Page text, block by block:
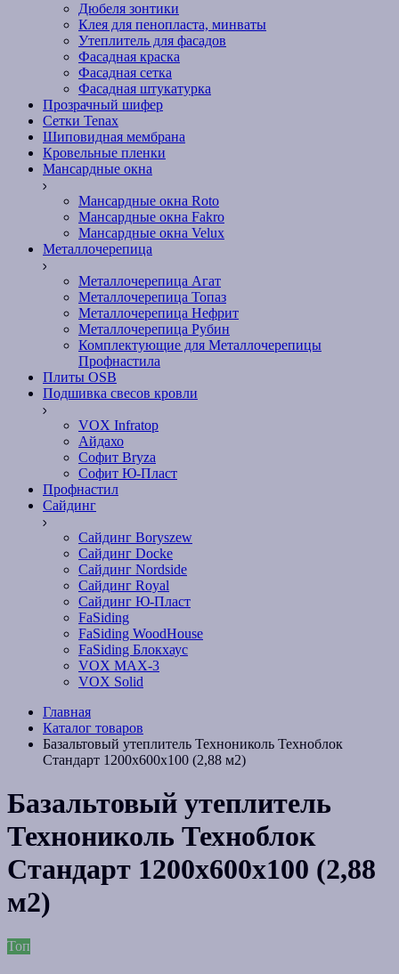
Дюбеля зонтики
Клея для пенопласта, минваты
Утеплитель для фасадов
Фасадная краска
Фасадная сетка
Фасадная штукатурка
Прозрачный шифер
Сетки Tenax
Шиповидная мембрана
Кровельные пленки
Мансардные окна
Мансардные окна Roto
Мансардные окна Fakro
Мансардные окна Velux
Металлочерепица
Металлочерепица Агат
Металлочерепица Топаз
Металлочерепица Нефрит
Металлочерепица Рубин
Комплектующие для Металлочерепицы
Профнастила
Плиты OSB
Подшивка свесов кровли
VOX Infratop
Айдахо
Софит Bryza
Софит Ю-Пласт
Профнастил
Сайдинг
Сайдинг Boryszew
Сайдинг Docke
Сайдинг Nordside
Сайдинг Royal
Сайдинг Ю-Пласт
FaSiding
FaSiding WoodHouse
FaSiding Блокхаус
VOX MAX-3
VOX Solid
Главная
Каталог товаров
Базальтовый утеплитель Технониколь Техноблок
Стандарт 1200х600х100 (2,88 м2)
Базальтовый утеплитель
Технониколь Техноблок
Стандарт 1200х600х100 (2,88
м2)
Топ